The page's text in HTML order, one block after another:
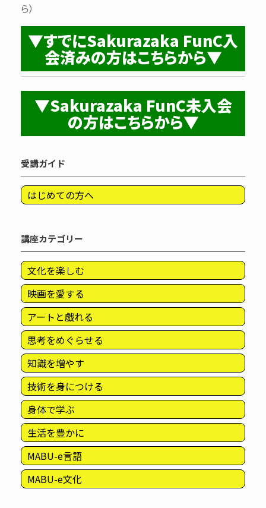
ら）
▼すでにSakurazaka FunC入
会済みの方はこちらから▼
▼Sakurazaka FunC未入会
の方はこちらから▼
受講ガイド
はじめての方へ
講座カテゴリー
文化を楽しむ
映画を愛する
アートと戯れる
思考をめぐらせる
知識を増やす
技術を身につける
身体で学ぶ
生活を豊かに
MABU-e言語
MABU-e文化